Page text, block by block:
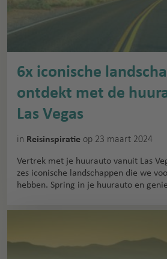
6x iconische
ontdekt met de
Las Vegas
in Reisinspiratie op 23 maart 2024
Vertrek met je huurauto vanuit Las
zes iconische landschappen die we
hebben. Spring in je huurauto en